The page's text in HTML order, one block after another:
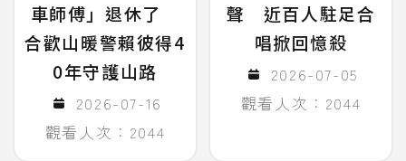
車師傅」退休了
合歡山暖警賴彼得4
0年守護山路
2026-07-16
觀看人次：2044
聲 近百人駐足合
唱掀回憶殺
2026-07-05
觀看人次：2044